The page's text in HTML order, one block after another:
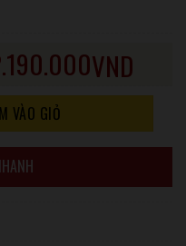
VND
VÀO GIỎ